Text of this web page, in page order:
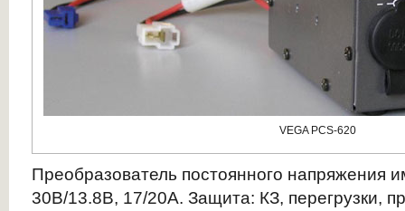
VEGA PCS-620
Преобразователь постоянного напряжения
30В/13.8В, 17/20А. Защита: КЗ, перегрузки,